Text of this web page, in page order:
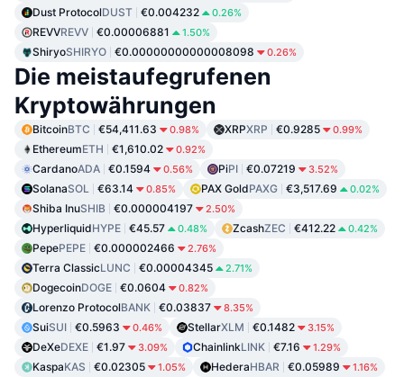
Dust ProtocolDUST €0.004232 0.26%
REVVREVV €0.00006881 1.50%
ShiryoSHIRYO €0.00000000000008098 0.26%
Die meistaufegrufenen
Kryptowährungen
BitcoinBTC €54,411.63 0.98% XRPXRP €0.9285 0.99%
EthereumETH €1,610.02 0.92%
CardanoADA €0.1594 0.56% PiPI €0.07219 3.52%
SolanaSOL €63.14 0.85% PAX GoldPAXG €3,517.69 0.02%
Shiba InuSHIB €0.000004197 2.50%
HyperliquidHYPE €45.57 0.48% ZcashZEC €412.22 0.42%
PepePEPE €0.000002466 2.76%
Terra ClassicLUNC €0.00004345 2.71%
DogecoinDOGE €0.0604 0.82%
Lorenzo ProtocolBANK €0.03837 8.35%
SuiSUI €0.5963 0.46% StellarXLM €0.1482 3.15%
DeXeDEXE €1.97 3.09% ChainlinkLINK €7.16 1.29%
KaspaKAS €0.02305 1.05% HederaHBAR €0.05989 1.16%